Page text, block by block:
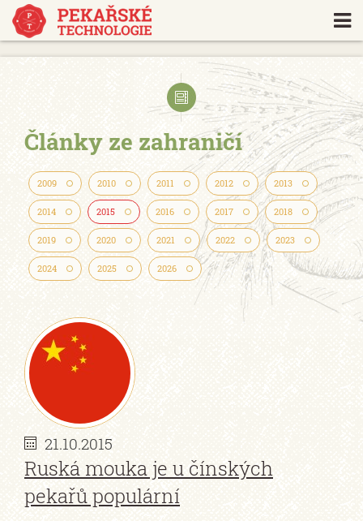
https://www.traditionrolex.com/18
Články ze zahraničí
2009 2010 2011 2012 2013
2014 2015 2016 2017 2018
2019 2020 2021 2022 2023
2024 2025 2026
21.10.2015
Ruská mouka je u čínských
pekařů populární